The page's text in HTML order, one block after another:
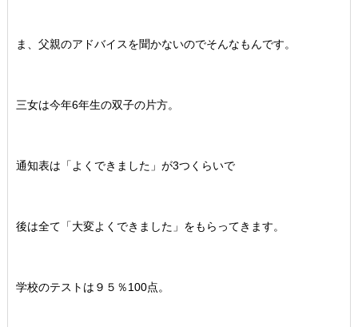
ま、父親のアドバイスを聞かないのでそんなもんです。
三女は今年6年生の双子の片方。
通知表は「よくできました」が3つくらいで
後は全て「大変よくできました」をもらってきます。
学校のテストは９５％100点。